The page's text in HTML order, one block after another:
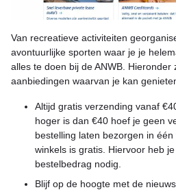
Van recreatieve activiteiten
avontuurlijke sporten waar je je
alles te doen bij de ANWB.
aanbiedingen waarvan je kan
Altijd gratis verzending vanaf
hoger is dan €40 hoef je geen
bestelling laten bezorgen in
winkels is gratis. Hiervoor heb
bestelbedrag nodig.
Blijf op de hoogte met de